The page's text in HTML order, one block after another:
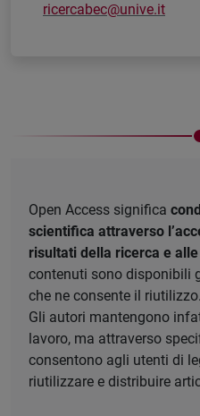
ricercabec@unive.it
Open Access significa
scientifica attraverso
risultati della ricerca e
contenuti sono disponibili
che ne consente il riutilizzo.
Gli autori mantengono
lavoro, ma attraverso
consentono agli utenti di
riutilizzare e distribuire